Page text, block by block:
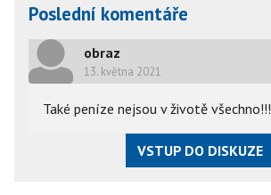
Poslední komentáře
obraz
13. května 2021
Také peníze nejsou v životě všechno!!!
VSTUP DO DISKUZE